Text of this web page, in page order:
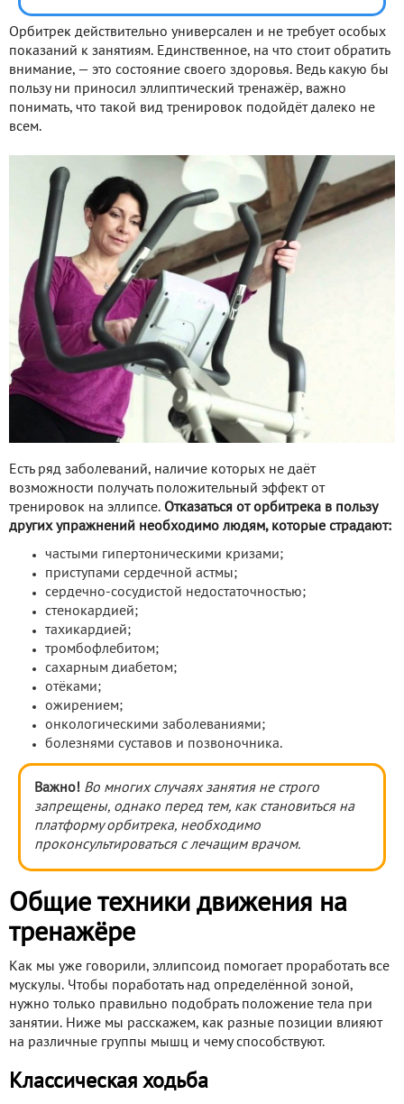
Орбитрек действительно универсален и не требует особых
показаний к занятиям. Единственное, на что стоит обратить
внимание, — это состояние своего здоровья. Ведь какую бы
пользу ни приносил эллиптический тренажёр, важно
понимать, что такой вид тренировок подойдёт далеко не
всем.
Есть ряд заболеваний, наличие которых не даёт
возможности получать положительный эффект от
тренировок на эллипсе. Отказаться от орбитрека в пользу
других упражнений необходимо людям, которые страдают:
частыми гипертоническими кризами;
приступами сердечной астмы;
сердечно-сосудистой недостаточностью;
стенокардией;
тахикардией;
тромбофлебитом;
сахарным диабетом;
отёками;
ожирением;
онкологическими заболеваниями;
болезнями суставов и позвоночника.
Важно! Во многих случаях занятия не строго
запрещены, однако перед тем, как становиться на
платформу орбитрека, необходимо
проконсультироваться с лечащим врачом.
Общие техники движения на
тренажёре
Как мы уже говорили, эллипсоид помогает проработать все
мускулы. Чтобы поработать над определённой зоной,
нужно только правильно подобрать положение тела при
занятии. Ниже мы расскажем, как разные позиции влияют
на различные группы мышц и чему способствуют.
Классическая ходьба